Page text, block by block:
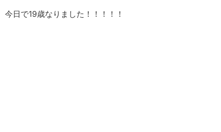
今日で19歳なりました！！！！！